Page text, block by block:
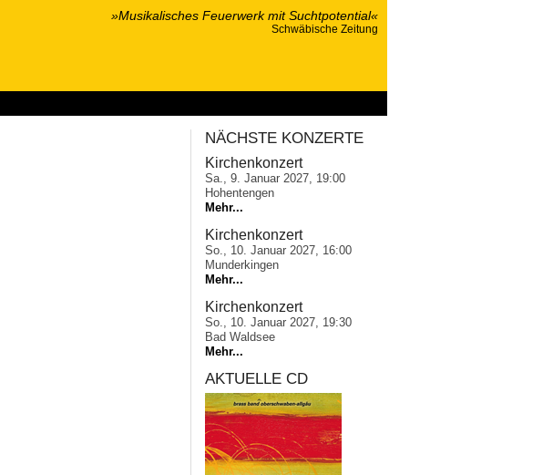
»Musikalisches Feuerwerk mit Suchtpotential«
Schwäbische Zeitung
NÄCHSTE KONZERTE
Kirchenkonzert
Sa., 9. Januar 2027, 19:00
Hohentengen
Mehr...
Kirchenkonzert
So., 10. Januar 2027, 16:00
Munderkingen
Mehr...
Kirchenkonzert
So., 10. Januar 2027, 19:30
Bad Waldsee
Mehr...
AKTUELLE CD